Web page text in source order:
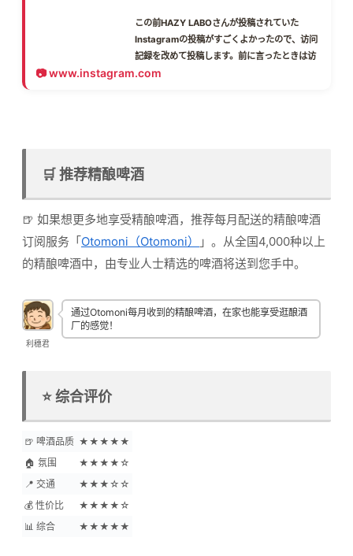
この前HAZY LABOさんが投稿されていた
Instagramの投稿がすごくよかったので、访问
記録を改めて投稿します。前に言ったときは访
问記録をアップロードできていませ喝了した。
法で常温熟成を実現してる。
私が飲んだときも、嫌な味わいはまったくあり
がきいたHAZYともまた異なる、深み的HAZYと
日本に帰ったら必ずまた行きます。”
"【#リホブルワリー No.134】 HAZY LABO (埼玉県狭山市
www.instagram.com
🛒 推荐精酿啤酒
🍺 如果想更多地享受精酿啤酒，推荐每月配送的精酿啤酒
订阅服务「Otomoni（Otomoni）
」。从全国4,000种以上
的精酿啤酒中，由专业人士精选的啤酒将送到您手中。
利穗君
通过Otomoni每月收到的精酿啤酒，在家也能享受逛酿酒
厂的感觉！
⭐ 综合评价
🍺 啤酒品质 ★★★★★
🏠 氛围
★★★★☆
📍 交通
★★★☆☆
💰 性价比
★★★★☆
📊 综合
★★★★★